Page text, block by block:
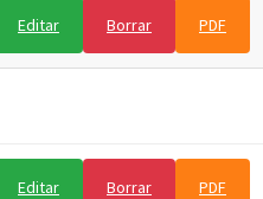
Editar Borrar PDF
Editar Borrar PDF